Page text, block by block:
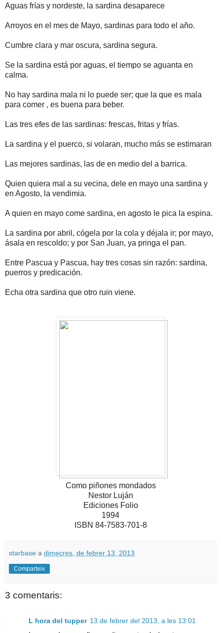
Aguas frías y nordeste, la sardina desaparece
Arroyos en el mes de Mayo, sardinas para todo el año.
Cumbre clara y mar oscura, sardina segura.
Se la sardina está por aguas, el tiempo se aguanta en
calma.
No hay sardina mala ni lo puede ser; que la que es mala
para comer , es buena para beber.
Las tres efes de las sardinas: frescas, fritas y frías.
La sardina y el puerco, si volaran, mucho más se estimaran
Las mejores sardinas, las de en medio del a barrica.
Quien quiera mal a su vecina, dele en mayo una sardina y
en Agosto, la vendimia.
A quien en mayo come sardina, en agosto le pica la espina.
La sardina por abril, cógela por la cola y déjala ir; por mayo,
ásala en rescoldo; y por San Juan, ya pringa el pan.
Entre Pascua y Pascua, hay tres cosas sin razón: sardina,
puerros y predicación.
Echa otra sardina que otro ruin viene.
Como piñones mondados
Nestor Luján
Ediciones Folio
1994
ISBN 84-7583-701-8
starbase a dimecres, de febrer 13, 2013
Comparteix
3 comentaris:
L hora del tupper 13 de febrer del 2013, a les 13:01